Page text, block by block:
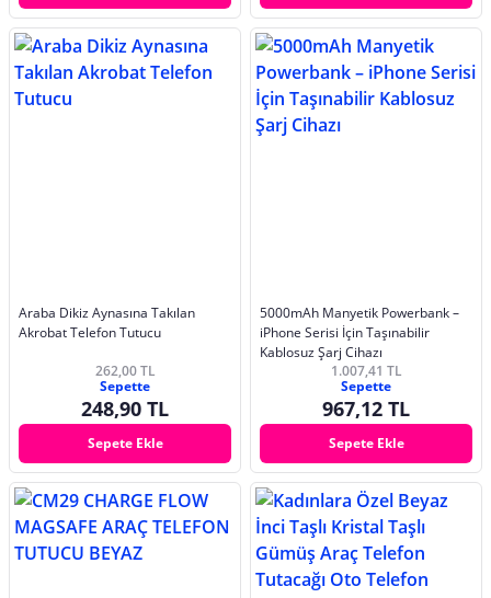
Araba Dikiz Aynasına Takılan
Akrobat Telefon Tutucu
262,00 TL
Sepette
248,90 TL
Sepete Ekle
5000mAh Manyetik Powerbank –
iPhone Serisi İçin Taşınabilir
Kablosuz Şarj Cihazı
1.007,41 TL
Sepette
967,12 TL
Sepete Ekle